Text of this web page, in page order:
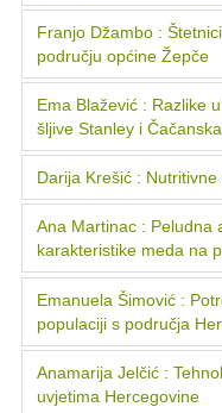
Franjo Džambo :
području općine Žepče
Ema Blažević : Razlike
šljive Stanley i
Darija Krešić :
Ana Martinac : Peludna
karakteristike meda na
Emanuela Šimović :
populaciji s područja
Anamarija Jelčić :
uvjetima Hercegovine